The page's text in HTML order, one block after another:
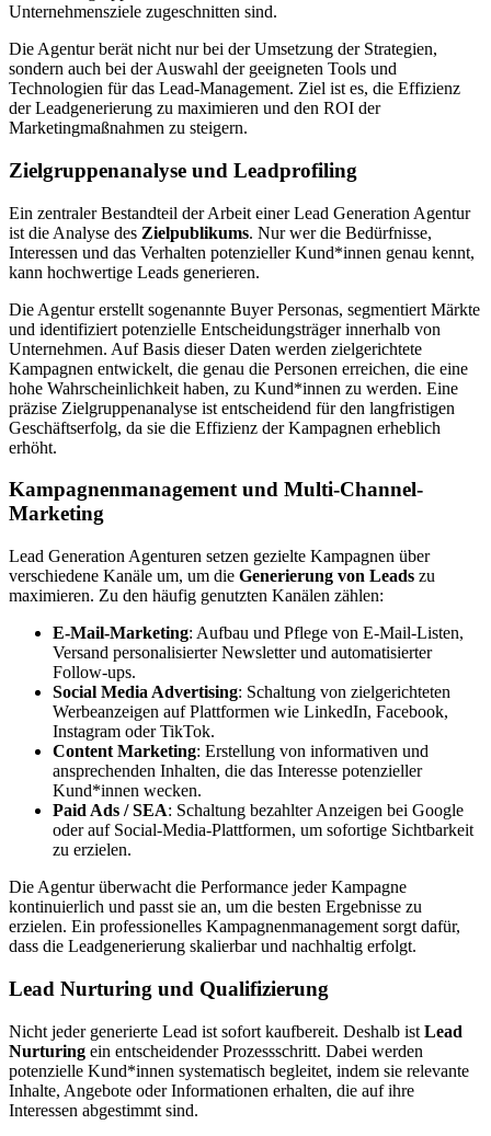
Unternehmensziele zugeschnitten sind.
Die Agentur berät nicht nur bei der Umsetzung der Strategien,
sondern auch bei der Auswahl der geeigneten Tools und
Technologien für das Lead-Management. Ziel ist es, die Effizienz
der Leadgenerierung zu maximieren und den ROI der
Marketingmaßnahmen zu steigern.
Zielgruppenanalyse und Leadprofiling
Ein zentraler Bestandteil der Arbeit einer Lead Generation Agentur
ist die Analyse des Zielpublikums. Nur wer die Bedürfnisse,
Interessen und das Verhalten potenzieller Kund*innen genau kennt,
kann hochwertige Leads generieren.
Die Agentur erstellt sogenannte Buyer Personas, segmentiert Märkte
und identifiziert potenzielle Entscheidungsträger innerhalb von
Unternehmen. Auf Basis dieser Daten werden zielgerichtete
Kampagnen entwickelt, die genau die Personen erreichen, die eine
hohe Wahrscheinlichkeit haben, zu Kund*innen zu werden. Eine
präzise Zielgruppenanalyse ist entscheidend für den langfristigen
Geschäftserfolg, da sie die Effizienz der Kampagnen erheblich
erhöht.
Kampagnenmanagement und Multi-Channel-
Marketing
Lead Generation Agenturen setzen gezielte Kampagnen über
verschiedene Kanäle um, um die Generierung von Leads zu
maximieren. Zu den häufig genutzten Kanälen zählen:
E-Mail-Marketing: Aufbau und Pflege von E-Mail-Listen,
Versand personalisierter Newsletter und automatisierter
Follow-ups.
Social Media Advertising: Schaltung von zielgerichteten
Werbeanzeigen auf Plattformen wie LinkedIn, Facebook,
Instagram oder TikTok.
Content Marketing: Erstellung von informativen und
ansprechenden Inhalten, die das Interesse potenzieller
Kund*innen wecken.
Paid Ads / SEA: Schaltung bezahlter Anzeigen bei Google
oder auf Social-Media-Plattformen, um sofortige Sichtbarkeit
zu erzielen.
Die Agentur überwacht die Performance jeder Kampagne
kontinuierlich und passt sie an, um die besten Ergebnisse zu
erzielen. Ein professionelles Kampagnenmanagement sorgt dafür,
dass die Leadgenerierung skalierbar und nachhaltig erfolgt.
Lead Nurturing und Qualifizierung
Nicht jeder generierte Lead ist sofort kaufbereit. Deshalb ist Lead
Nurturing ein entscheidender Prozessschritt. Dabei werden
potenzielle Kund*innen systematisch begleitet, indem sie relevante
Inhalte, Angebote oder Informationen erhalten, die auf ihre
Interessen abgestimmt sind.